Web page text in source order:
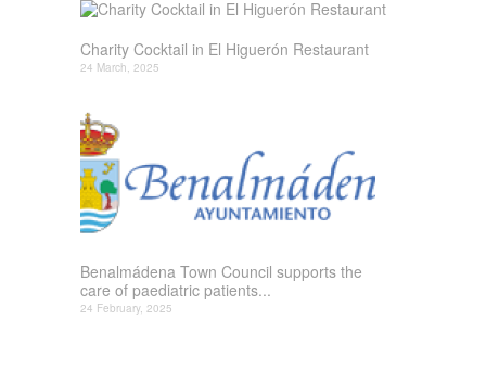
Charity Cocktail in El Higuerón Restaurant
24 March, 2025
Benalmádena Town Council supports the
care of paediatric patients...
24 February, 2025